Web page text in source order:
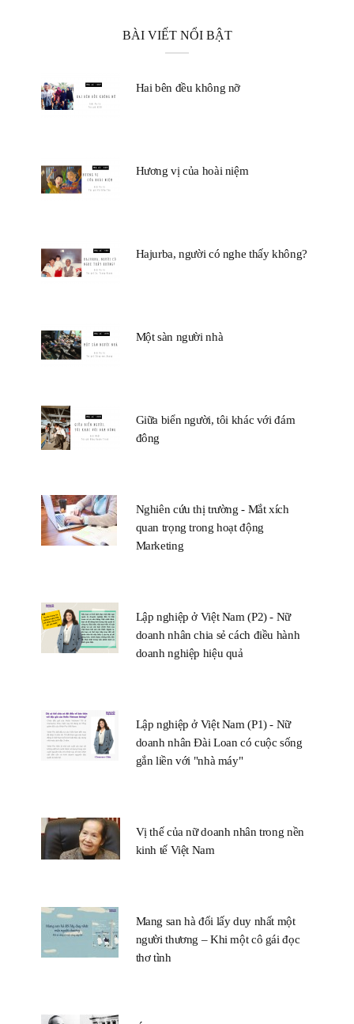
BÀI VIẾT NỔI BẬT
Hai bên đều không nỡ
Hương vị của hoài niệm
Hajurba, người có nghe thấy không?
Một sàn người nhà
Giữa biển người, tôi khác với đám
đông
Nghiên cứu thị trường - Mắt xích
quan trọng trong hoạt động
Marketing
Lập nghiệp ở Việt Nam (P2) - Nữ
doanh nhân chia sẻ cách điều hành
doanh nghiệp hiệu quả
Lập nghiệp ở Việt Nam (P1) - Nữ
doanh nhân Đài Loan có cuộc sống
gắn liền với "nhà máy"
Vị thế của nữ doanh nhân trong nền
kinh tế Việt Nam
Mang san hà đổi lấy duy nhất một
người thương – Khi một cô gái đọc
thơ tình